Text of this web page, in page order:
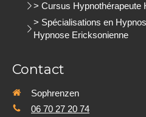
> Cursus Hypnothérapeute
> Spécialisations en
Hypnose Ericksonienne
Contact
Sophrenzen
06 70 27 20 74